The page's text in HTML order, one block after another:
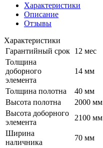
Характеристики
Описание
Отзывы
Характеристики
Гарантийный срок 12 мес
Толщина
доборного
элемента
14 мм
Толщина полотна
40 мм
Высота полотна
2000 мм
Высота доборного
элемента
2100 мм
Ширина
наличника
70 мм